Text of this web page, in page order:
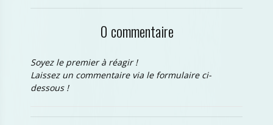
0 commentaire
Soyez le premier à réagir !
Laissez un commentaire via le formulaire ci-
dessous !